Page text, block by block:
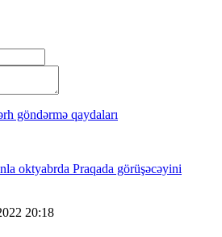
göndərmə qaydaları
20:18